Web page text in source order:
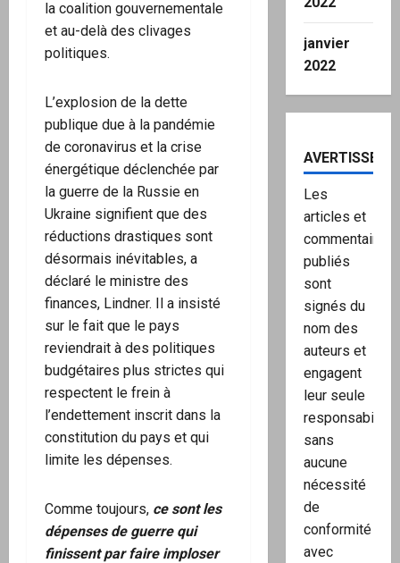
la coalition gouvernementale
et au-delà des clivages
politiques.
L’explosion de la dette
publique due à la pandémie
de coronavirus et la crise
énergétique déclenchée par
la guerre de la Russie en
Ukraine signifient que des
réductions drastiques sont
désormais inévitables, a
déclaré le ministre des
finances, Lindner. Il a insisté
sur le fait que le pays
reviendrait à des politiques
budgétaires plus strictes qui
respectent le frein à
l’endettement inscrit dans la
constitution du pays et qui
limite les dépenses.
Comme toujours, ce sont les
dépenses de guerre qui
finissent par faire imploser
janvier
2022
Les
articles et
commentaires
publiés
sont
signés du
nom des
auteurs et
engagent
leur seule
responsabilité,
sans
aucune
nécessité
de
conformité
avec